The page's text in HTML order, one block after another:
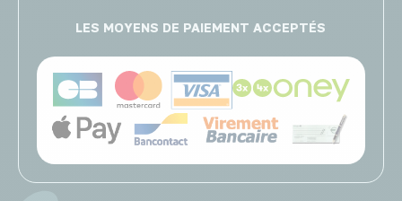
LES MOYENS DE PAIEMENT ACCEPTÉS